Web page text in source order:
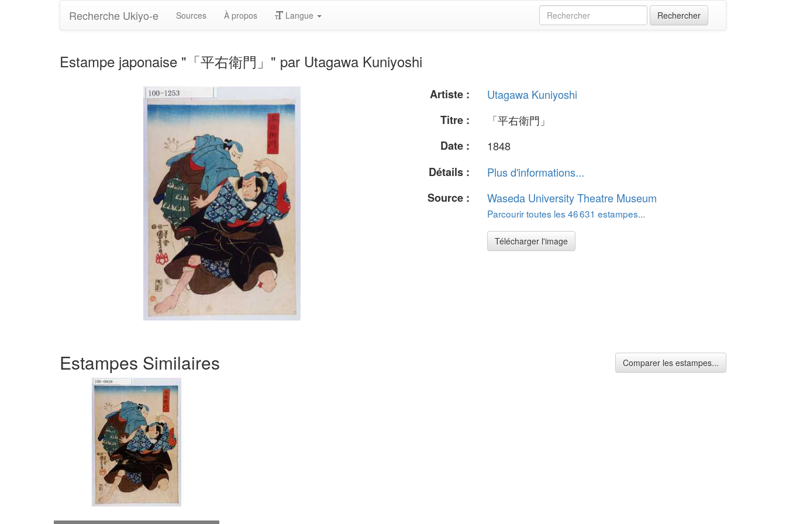
Recherche Ukiyo-e Sources À propos Langue
Estampe japonaise "「平右衛門」" par Utagawa Kuniyoshi
Artiste :
Utagawa Kuniyoshi
Titre :
「平右衛門」
Date :
1848
Détails :
Plus d'informations...
Source :
Waseda University Theatre Museum
Parcourir toutes les 46 631 estampes...
Télécharger l'image
Estampes Similaires Comparer les estampes...